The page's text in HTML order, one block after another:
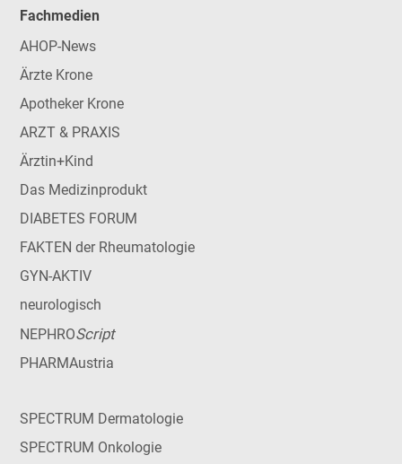
Fachmedien
AHOP-News
Ärzte Krone
Apotheker Krone
ARZT & PRAXIS
Ärztin+Kind
Das Medizinprodukt
DIABETES FORUM
FAKTEN der Rheumatologie
GYN-AKTIV
neurologisch
NEPHROScript
PHARMAustria
SPECTRUM Dermatologie
SPECTRUM Onkologie